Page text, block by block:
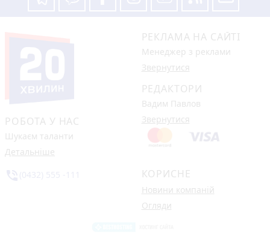
РОБОТА У НАС
Шукаєм таланти
Детальніше
РЕКЛАМА НА САЙТІ
Менеджер з реклами
Звернутися
РЕДАКТОРИ
Вадим Павлов
Звернутися
КОРИСНЕ
Новини компаній
Огляди